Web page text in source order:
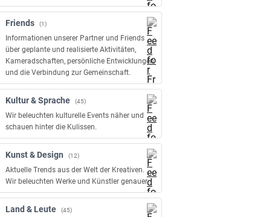
Friends (1)
Informationen unserer Partner und Friends
über geplante und realisierte Aktivitäten,
Kameradschaften, persönliche Entwicklungen
und die Verbindung zur Gemeinschaft.
Kultur & Sprache (45)
Wir beleuchten kulturelle Events näher und
schauen hinter die Kulissen.
Kunst & Design (12)
Aktuelle Trends aus der Welt der Kreativen.
Wir beleuchten Werke und Künstler genauer.
Land & Leute (45)